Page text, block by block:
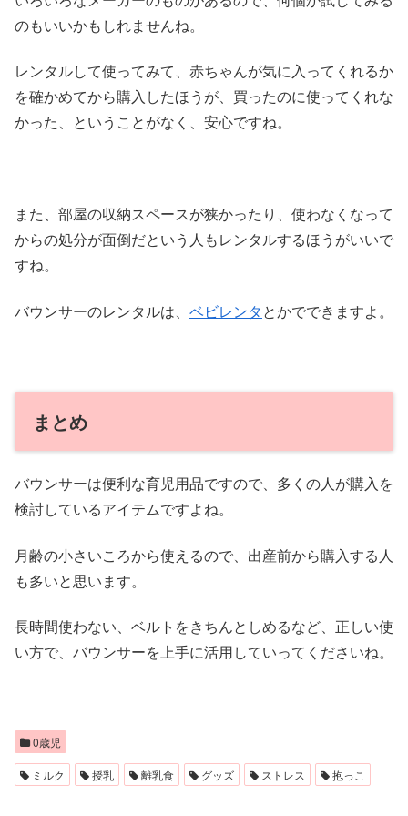
のもいいかもしれませんね。
レンタルして使ってみて、赤ちゃんが気に入ってくれるか
を確かめてから購入したほうが、買ったのに使ってくれな
かった、ということがなく、安心ですね。
また、部屋の収納スペースが狭かったり、使わなくなって
からの処分が面倒だという人もレンタルするほうがいいで
すね。
バウンサーのレンタルは、 ベビレンタとかでできますよ。
まとめ
バウンサーは便利な育児用品ですので、多くの人が購入を
検討しているアイテムですよね。
月齢の小さいころから使えるので、出産前から購入する人
も多いと思います。
長時間使わない、ベルトをきちんとしめるなど、正しい使
い方で、バウンサーを上手に活用していってくださいね。
0歳児
ミルク 授乳 離乳食 グッズ ストレス 抱っこ